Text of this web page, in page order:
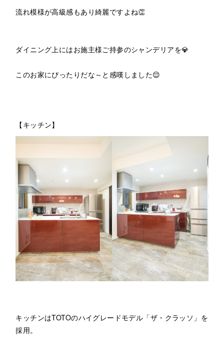
流れ模様が高級感もあり綺麗ですよね👏
ダイニング上にはお施主様ご持参のシャンデリアを💎
このお家にぴったりだな～と感嘆しました😌
【キッチン】
キッチンはTOTOのハイグレードモデル「ザ・クラッソ」を
採用。